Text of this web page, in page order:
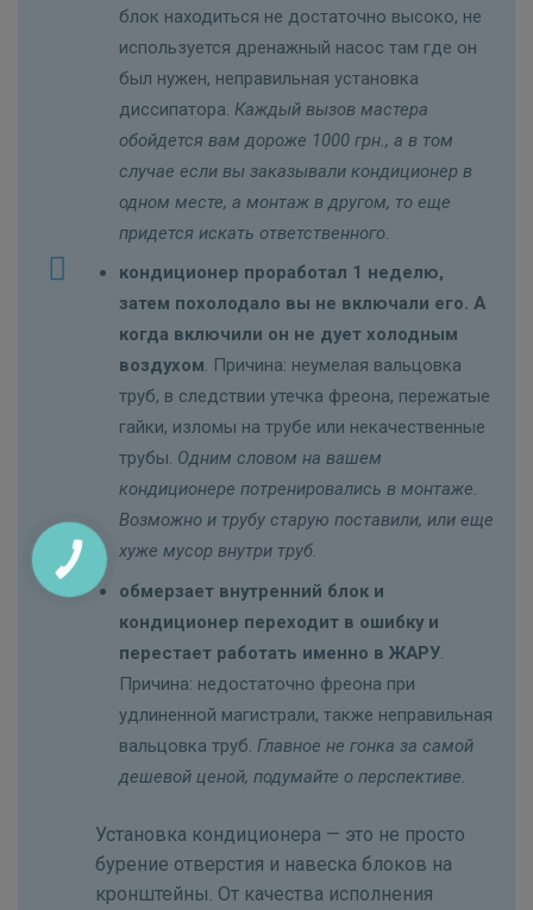
блок находиться не достаточно высоко, не
используется дренажный насос там где он
был нужен, неправильная установка
диссипатора. Каждый вызов мастера
обойдется вам дороже 1000 грн., а в том
случае если вы заказывали кондиционер в
одном месте, а монтаж в другом, то еще
придется искать ответственного.
кондиционер проработал 1 неделю,
затем похолодало вы не включали его. А
когда включили он не дует холодным
воздухом. Причина: неумелая вальцовка
труб, в следствии утечка фреона, пережатые
гайки, изломы на трубе или некачественные
трубы. Одним словом на вашем
кондиционере потренировались в монтаже.
Возможно и трубу старую поставили, или еще
хуже мусор внутри труб.
обмерзает внутренний блок и
кондиционер переходит в ошибку и
перестает работать именно в ЖАРУ.
Причина: недостаточно фреона при
удлиненной магистрали, также неправильная
вальцовка труб. Главное не гонка за самой
дешевой ценой, подумайте о перспективе.
Установка кондиционера — это не просто
бурение отверстия и навеска блоков на
кронштейны. От качества исполнения